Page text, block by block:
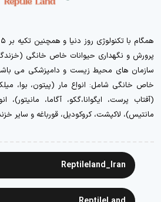
پرورش و نگهداری حیوانات خاص خانگی
سازمان های محیط زیست و دامپزشکی می
خاص خانگی شامل: انواع مار (پیتون، بوا،
(آفتاب پرست، ایگوانا،گکو، آگاما، مانیتور)،
مانتیس)، لاکپشت، کروکودیل، قورباغه و سایر
Reptileland_Iran